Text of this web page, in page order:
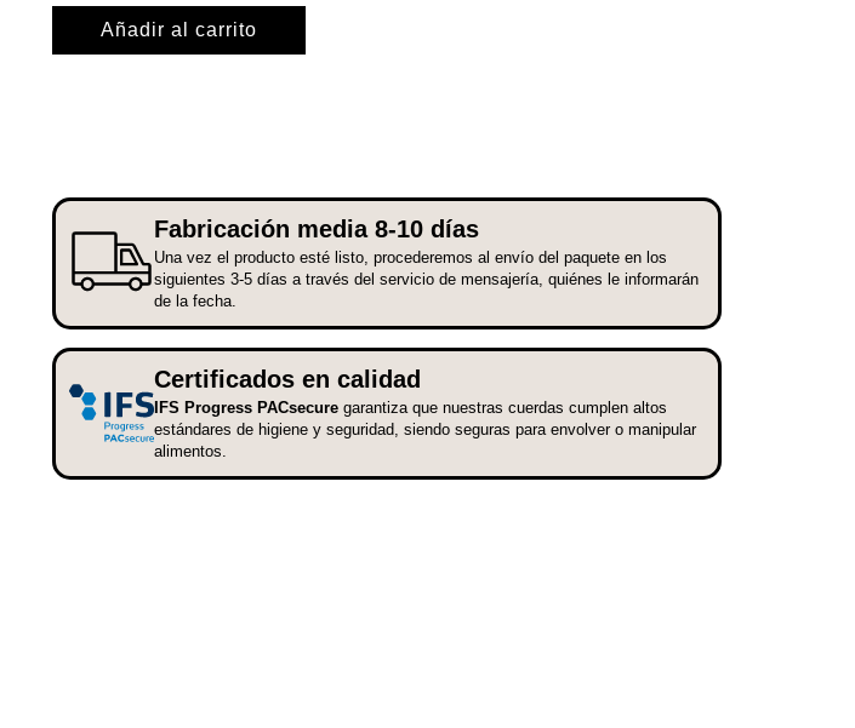
cantidadAñadir al carrito
Fabricación media 8-10 días
Una vez el producto esté listo, procederemos al envío del paquete en los
siguientes 3-5 días a través del servicio de mensajería, quiénes le informarán
de la fecha.
Certificados en calidad
IFS Progress PACsecure garantiza que nuestras cuerdas cumplen altos
estándares de higiene y seguridad, siendo seguras para envolver o manipular
alimentos.